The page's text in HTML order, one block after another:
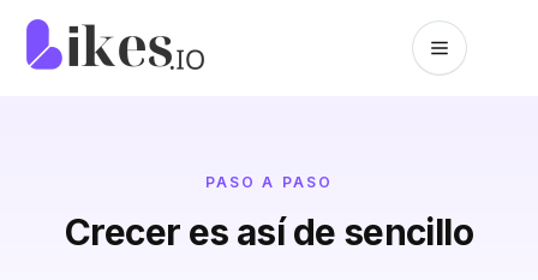
Saltar al contenido
PASO A PASO
Crecer es así de sencillo